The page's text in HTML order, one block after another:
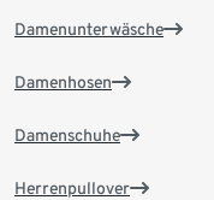
Damenunterwäsche
Damenhosen
Damenschuhe
Herrenpullover